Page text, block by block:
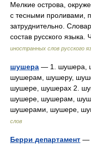
Мелкие острова,
с тесными проливами,
затруднительно.
состав русского
иностранных слов русского
шушера — 1. шушера,
шушерам, шушеру,
шушере, шушерах 2.
шушере, шушерам,
шушерами, шушере,
слов
Берри департамент —